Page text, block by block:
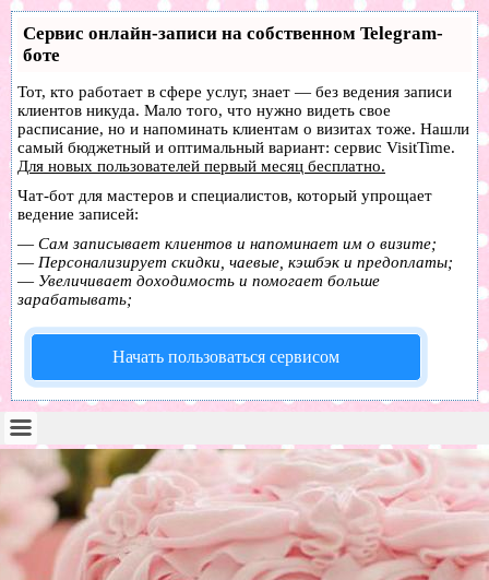
Сервис онлайн-записи на собственном Telegram-
боте
Тот, кто работает в сфере услуг, знает — без ведения записи
клиентов никуда. Мало того, что нужно видеть свое
расписание, но и напоминать клиентам о визитах тоже. Нашли
самый бюджетный и оптимальный вариант: сервис VisitTime.
Для новых пользователей первый месяц бесплатно.
Чат-бот для мастеров и специалистов, который упрощает
ведение записей:
— Сам записывает клиентов и напоминает им о визите;
— Персонализирует скидки, чаевые, кэшбэк и предоплаты;
— Увеличивает доходимость и помогает больше
зарабатывать;
Начать пользоваться сервисом